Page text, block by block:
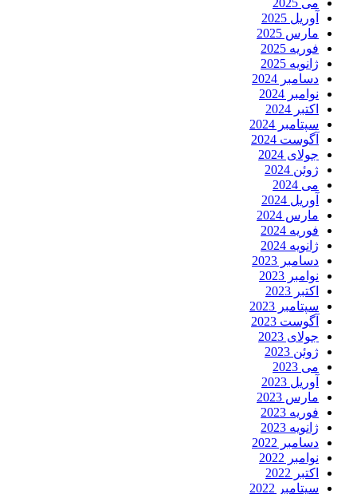
می 2025
آوریل 2025
مارس 2025
فوریه 2025
ژانویه 2025
دسامبر 2024
نوامبر 2024
اکتبر 2024
سپتامبر 2024
آگوست 2024
جولای 2024
ژوئن 2024
می 2024
آوریل 2024
مارس 2024
فوریه 2024
ژانویه 2024
دسامبر 2023
نوامبر 2023
اکتبر 2023
سپتامبر 2023
آگوست 2023
جولای 2023
ژوئن 2023
می 2023
آوریل 2023
مارس 2023
فوریه 2023
ژانویه 2023
دسامبر 2022
نوامبر 2022
اکتبر 2022
سپتامبر 2022